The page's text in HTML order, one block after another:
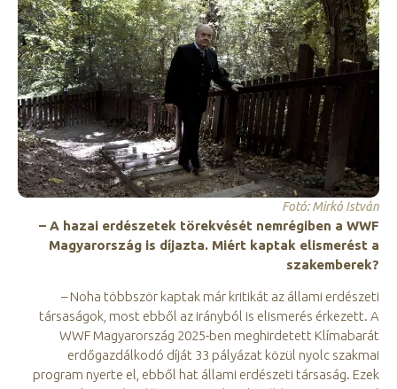
Fotó: Mirkó István
– A hazai erdészetek törekvését nemrégiben a WWF
Magyarország is díjazta. Miért kaptak elismerést a
szakemberek?
– Noha többször kaptak már kritikát az állami erdészeti
társaságok, most ebből az irányból is elismerés érkezett. A
WWF Magyarország 2025-ben meghirdetett Klímabarát
erdőgazdálkodó díját 33 pályázat közül nyolc szakmai
program nyerte el, ebből hat állami erdészeti társaság. Ezek